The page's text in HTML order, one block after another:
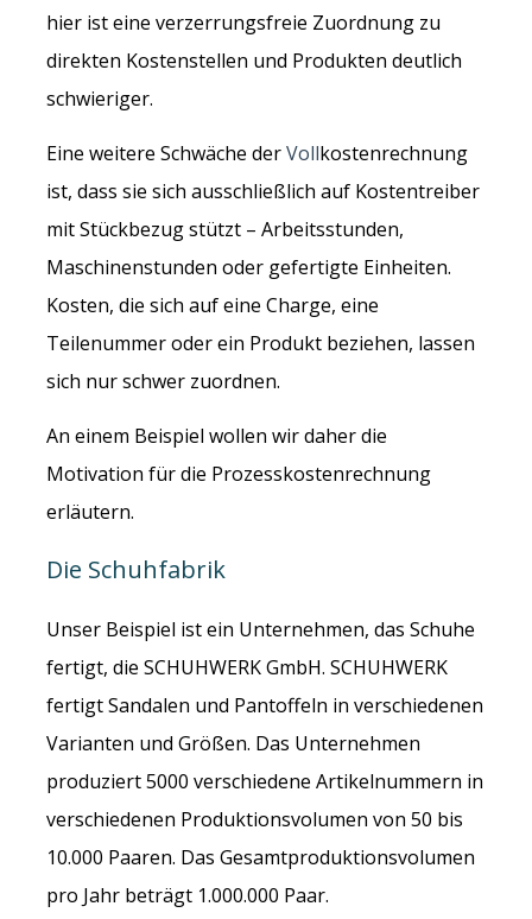
hier ist eine verzerrungsfreie Zuordnung zu
direkten Kostenstellen und Produkten deutlich
schwieriger.
Eine weitere Schwäche derVollkostenrechnung
ist, dass sie sich ausschließlich auf Kostentreiber
mit Stückbezug stützt – Arbeitsstunden,
Maschinenstunden oder gefertigte Einheiten.
Kosten, die sich auf eine Charge, eine
Teilenummer oder ein Produkt beziehen, lassen
sich nur schwer zuordnen.
An einem Beispiel wollen wir daher die
Motivation für die Prozesskostenrechnung
erläutern.
Die Schuhfabrik
Unser Beispiel ist ein Unternehmen, das Schuhe
fertigt, die SCHUHWERK GmbH. SCHUHWERK
fertigt Sandalen und Pantoffeln in verschiedenen
Varianten und Größen. Das Unternehmen
produziert 5000 verschiedene Artikelnummern in
verschiedenen Produktionsvolumen von 50 bis
10.000 Paaren. Das Gesamtproduktionsvolumen
pro Jahr beträgt 1.000.000 Paar.